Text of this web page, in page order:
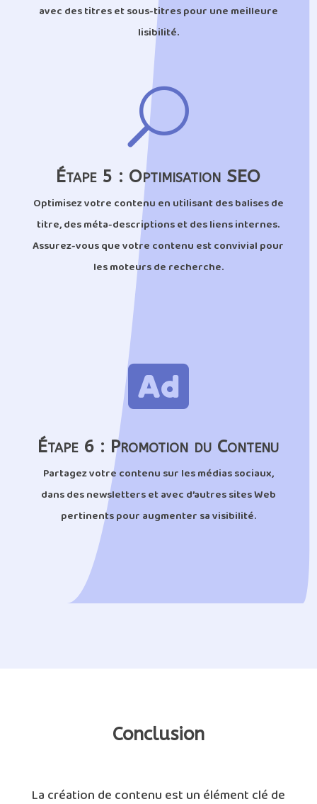
avec des titres et sous-titres pour une meilleure
lisibilité.
U
Étape 5 : Optimisation SEO
Optimisez votre contenu en utilisant des balises de
titre, des méta-descriptions et des liens internes.
Assurez-vous que votre contenu est convivial pour
les moteurs de recherche.

Étape 6 : Promotion du Contenu
Partagez votre contenu sur les médias sociaux,
dans des newsletters et avec d’autres sites Web
pertinents pour augmenter sa visibilité.
Création de contenu : Le Guide Complet
Création de contenu Guide
Conclusion
La création de contenu est un élément clé de